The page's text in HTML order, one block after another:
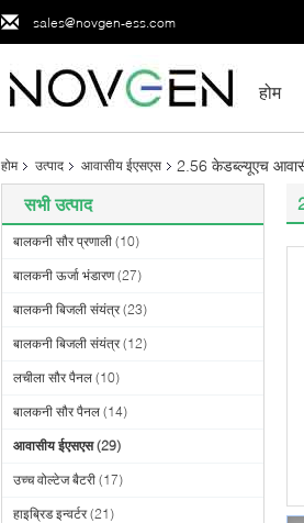
sales@novgen-ess.com
होम
होम उत्पाद आवासीय ईएसएस 2.56 केडब्ल्यूएच
सभी उत्पाद
बालकनी सौर प्रणाली (10)
बालकनी ऊर्जा भंडारण (27)
बालकनी बिजली संयंत्र (23)
बालकनी बिजली संयंत्र (12)
लचीला सौर पैनल (10)
बालकनी सौर पैनल (14)
आवासीय ईएसएस (29)
उच्च वोल्टेज बैटरी (17)
हाइब्रिड इन्वर्टर (21)